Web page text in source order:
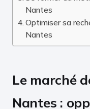
Nantes
Optimiser sa
Nantes
Le marché
Nantes :